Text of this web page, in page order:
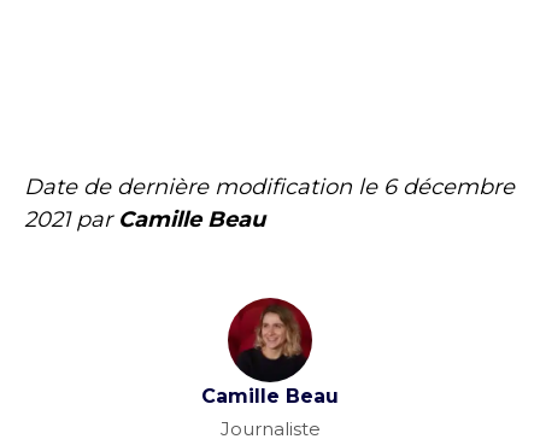
Date de dernière modification le 6 décembre
2021par Camille Beau
Camille Beau
Journaliste